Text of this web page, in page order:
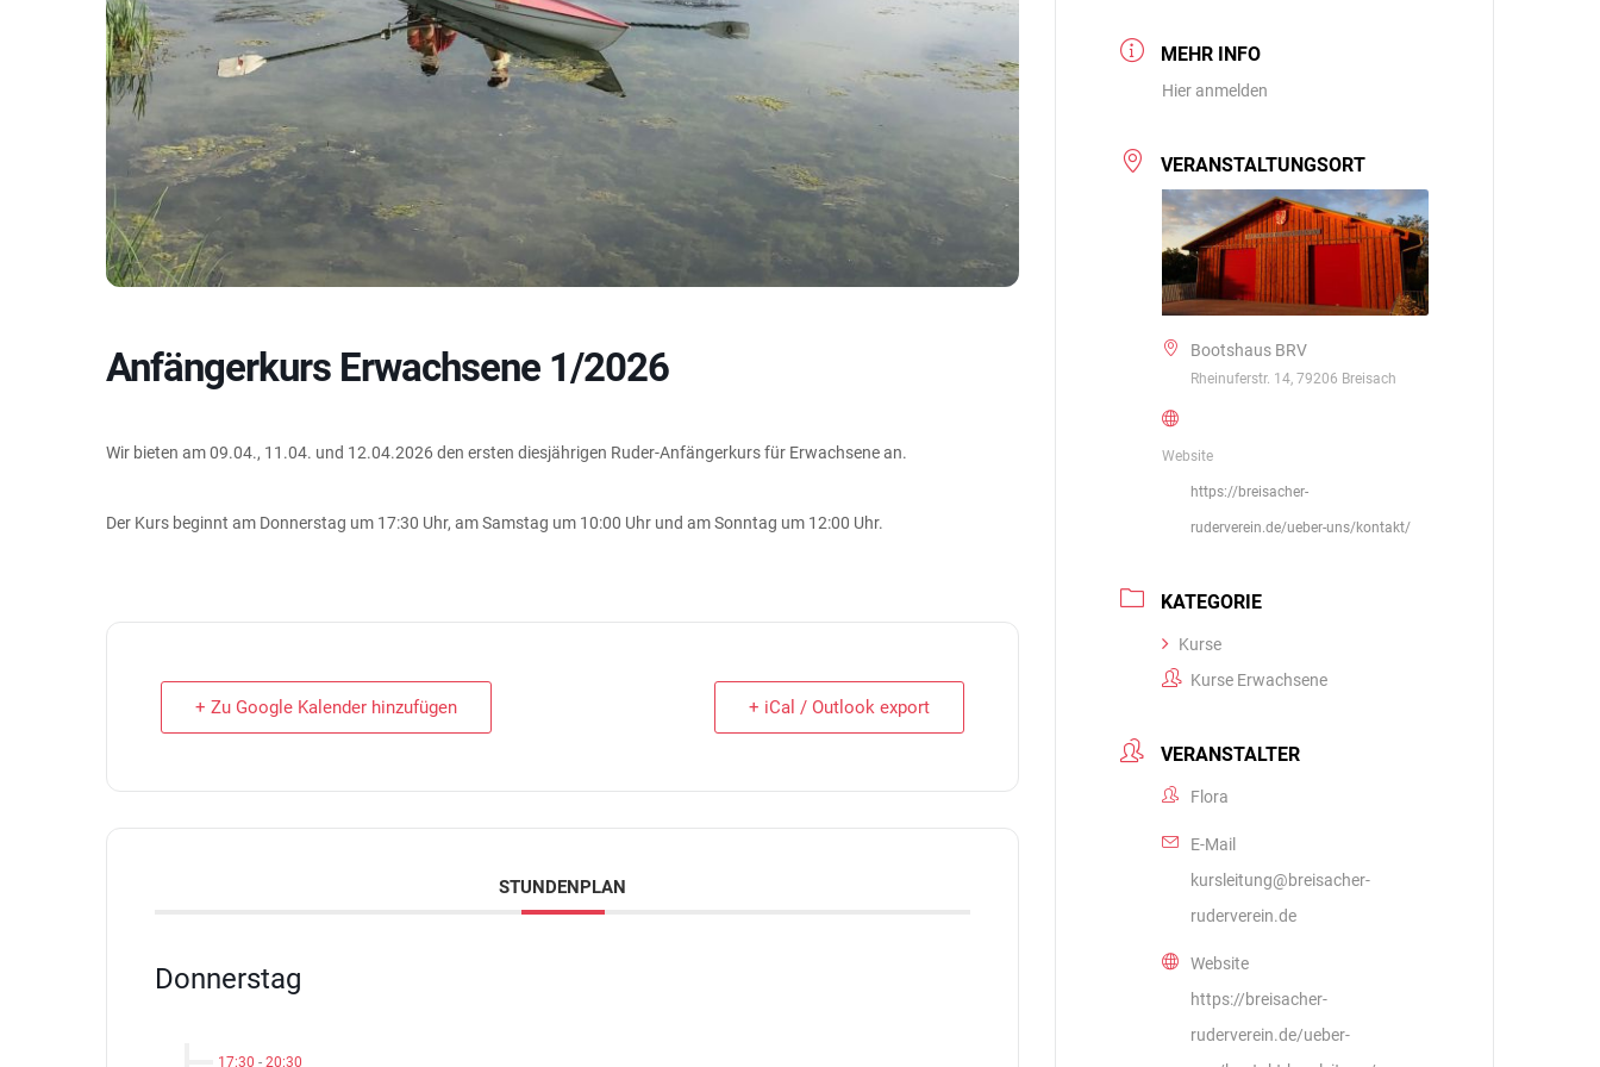
Anfängerkurs Erwachsene 1/2026
Wir bieten am 09.04., 11.04. und 12.04.2026 den ersten diesjährigen Ruder-Anfängerkurs für Erwachsene an.
Der Kurs beginnt am Donnerstag um 17:30 Uhr, am Samstag um 10:00 Uhr und am Sonntag um 12:00 Uhr.
+ Zu Google Kalender hinzufügen + iCal / Outlook export
STUNDENPLAN
Donnerstag
17:30 - 20:30
MEHR INFO
Hier anmelden
VERANSTALTUNGSORT
Bootshaus BRV
Rheinuferstr. 14, 79206 Breisach
Website
https://breisacher-
ruderverein.de/ueber-uns/kontakt/
KATEGORIE
Kurse
Kurse Erwachsene
VERANSTALTER
Flora
E-Mail
kursleitung@breisacher-
ruderverein.de
Website
https://breisacher-
ruderverein.de/ueber-